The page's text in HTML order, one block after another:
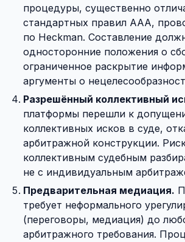
процедуры, существенно
стандартных правил AAA,
по Heckman. Составление
односторонние положения о
ограниченное раскрытие
аргументы о
Разрешённый коллективный
платформы перешли к
коллективных исков в суде,
арбитражной конструкции.
коллективным судебным
не с индивидуальным
Предварительная медиация.
требует неформального
(переговоры, медиация) до
арбитражного требования.